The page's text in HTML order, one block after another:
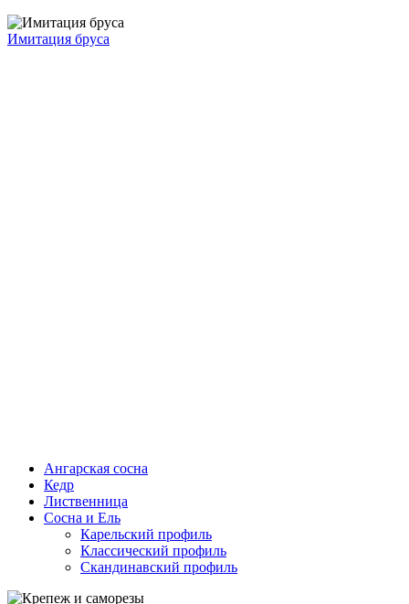
Имитация бруса
Ангарская сосна
Кедр
Лиственница
Сосна и Ель
Карельский профиль
Классический профиль
Скандинавский профиль